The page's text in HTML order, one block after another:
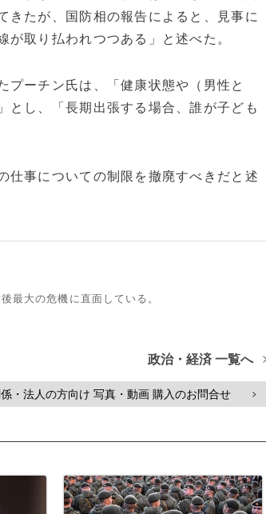
きたが、国防相の報告によると、見事に
取り払われつつある」と述べた。
ーチン氏は、「健康状態や（男性と
とし、「長期出張する場合、誰が子ども
事についての制限を撤廃すべきだと述
最大の危機に直面している。
政治・経済 一覧へ
・法人の方向け 写真・動画 購入のお問合せ >